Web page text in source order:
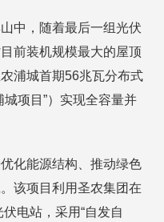
中，随着最后一组光伏
前装机规模最大的屋顶
浦城首期56兆瓦分布式
项目”）实现全容量并
化能源结构、推动绿色
该项目利用圣农集团在
电站，采用“自发自